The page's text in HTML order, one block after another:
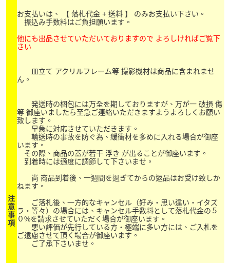
注
意
事
項
お支払いは、 【 落札代金 + 送料 】 のみお支払い下さい。
振込み手数料はご負担願います。
他にも出品させていただいておりますので よろしければご覧下
さい
皿立て アクリルフレーム等 撮影機材は商品に含まれませ
ん。
発送時の梱包には万全を期しておりますが、万が一 破損 傷
等 御座いましたら至急ご連絡いただきますようよろしくお願い
致します。
早急に対応させていただきます。
輸送時の事故を防ぐ為、緩衝材を多めに入れる場合が御座
います。
その際、商品の蓋が若干 浮き が出ることが御座います。
到着時には適度に調節して下さいませ。
尚 商品到着後、一週間を過ぎてからの返品はお受け致しか
ねます。
ご落札後、一方的なキャンセル（好み・思い違い・イタズ
ラ・等々）の場合には、キャンセル手数料として落札代金の５
０%を請求させていただく場合が御座います。
悪い評価が先行している方・極端に多い方には、ご入札を
ご遠慮させて頂く場合が御座います。
ご了承下さいませ。